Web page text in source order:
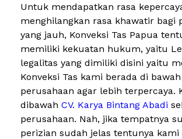
Untuk mendapatkan rasa
menghilangkan rasa khawatir bagi
yang jauh, Konveksi Tas Papua
memiliki kekuatan hukum, yaitu
legalitas yang dimiliki disini yaitu
Konveksi Tas kami berada di
perusahaan agar lebih terpercaya.
dibawah CV. Karya Bintang Abadi
perusahaan. Nah, jika tempatnya
perizian sudah jelas tentunya kami